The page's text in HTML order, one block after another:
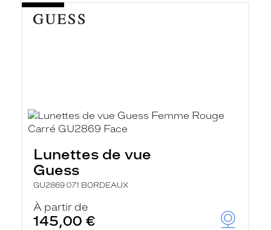
Lunettes de vue
Guess
GU2869 071 BORDEAUX
À partir de
145,00 €